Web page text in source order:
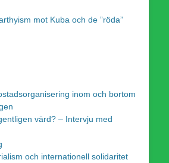
mot Kuba och de ”röda”
inom och bortom
värd? – Intervju med
och internationell solidaritet